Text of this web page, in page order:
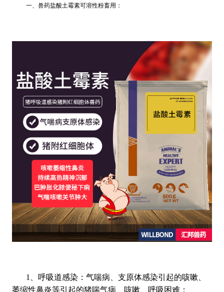
一、兽药盐酸土霉素可溶性粉畜用：
1、呼吸道感染：气喘病、支原体感染引起的咳嗽、
萎缩性鼻炎等引起的猪喘气病、咳嗽、呼吸困难；